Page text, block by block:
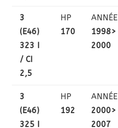
3
(E46)
323 I
/ CI
2,5
HP
170
ANNÉE
1998>
2000
3
(E46)
325 I
HP
192
ANNÉE
2000>
2007